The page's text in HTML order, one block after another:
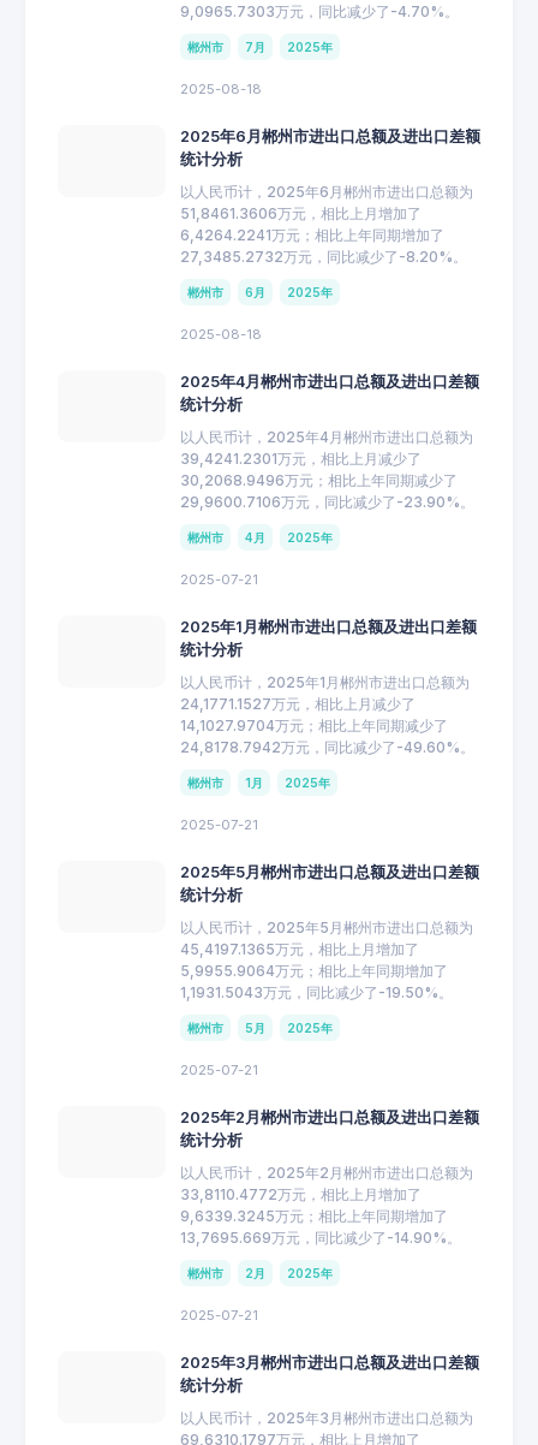
9,0965.7303万元，同比减少了-4.70%。
郴州市 7月 2025年
2025-08-18
2025年6月郴州市进出口总额及进出口差额
统计分析
以人民币计，2025年6月郴州市进出口总额为
51,8461.3606万元，相比上月增加了
6,4264.2241万元；相比上年同期增加了
27,3485.2732万元，同比减少了-8.20%。
郴州市 6月 2025年
2025-08-18
2025年4月郴州市进出口总额及进出口差额
统计分析
以人民币计，2025年4月郴州市进出口总额为
39,4241.2301万元，相比上月减少了
30,2068.9496万元；相比上年同期减少了
29,9600.7106万元，同比减少了-23.90%。
郴州市 4月 2025年
2025-07-21
2025年1月郴州市进出口总额及进出口差额
统计分析
以人民币计，2025年1月郴州市进出口总额为
24,1771.1527万元，相比上月减少了
14,1027.9704万元；相比上年同期减少了
24,8178.7942万元，同比减少了-49.60%。
郴州市 1月 2025年
2025-07-21
2025年5月郴州市进出口总额及进出口差额
统计分析
以人民币计，2025年5月郴州市进出口总额为
45,4197.1365万元，相比上月增加了
5,9955.9064万元；相比上年同期增加了
1,1931.5043万元，同比减少了-19.50%。
郴州市 5月 2025年
2025-07-21
2025年2月郴州市进出口总额及进出口差额
统计分析
以人民币计，2025年2月郴州市进出口总额为
33,8110.4772万元，相比上月增加了
9,6339.3245万元；相比上年同期增加了
13,7695.669万元，同比减少了-14.90%。
郴州市 2月 2025年
2025-07-21
2025年3月郴州市进出口总额及进出口差额
统计分析
以人民币计，2025年3月郴州市进出口总额为
69,6310.1797万元，相比上月增加了